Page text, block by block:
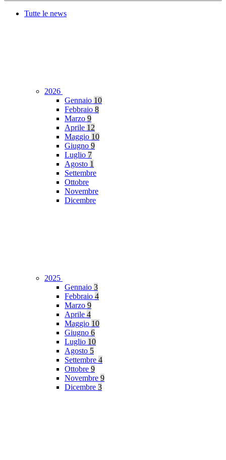
Tutte le news
2026
Gennaio 10
Febbraio 8
Marzo 9
Aprile 12
Maggio 10
Giugno 9
Luglio 7
Agosto 1
Settembre
Ottobre
Novembre
Dicembre
2025
Gennaio 3
Febbraio 4
Marzo 9
Aprile 4
Maggio 10
Giugno 6
Luglio 10
Agosto 5
Settembre 4
Ottobre 9
Novembre 9
Dicembre 3